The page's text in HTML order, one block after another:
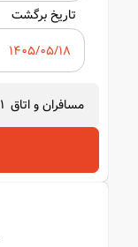
تاریخ برگشت
مسافران و اتاق 1